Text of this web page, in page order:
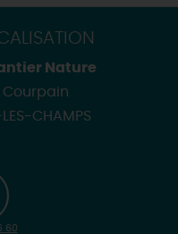
Nature
Courpain
CHAMPS
60